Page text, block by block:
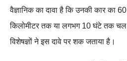
वैज्ञानिक का दावा है कि उनकी कार का
किलोमीटर तक या लगभग 10 घंटे तक
विशेषज्ञों ने इस दावे पर शक जताया है।